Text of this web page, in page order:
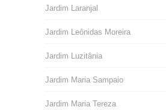
Jardim Laranjal
Jardim Leônidas Moreira
Jardim Luzitânia
Jardim Maria Sampaio
Jardim Maria Tereza